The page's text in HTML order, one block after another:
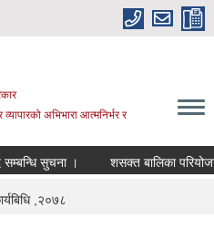
व्यापारको अभिभारा आत्मनिर्भर र
सुचना । शसक्त बालिका
,२०७८